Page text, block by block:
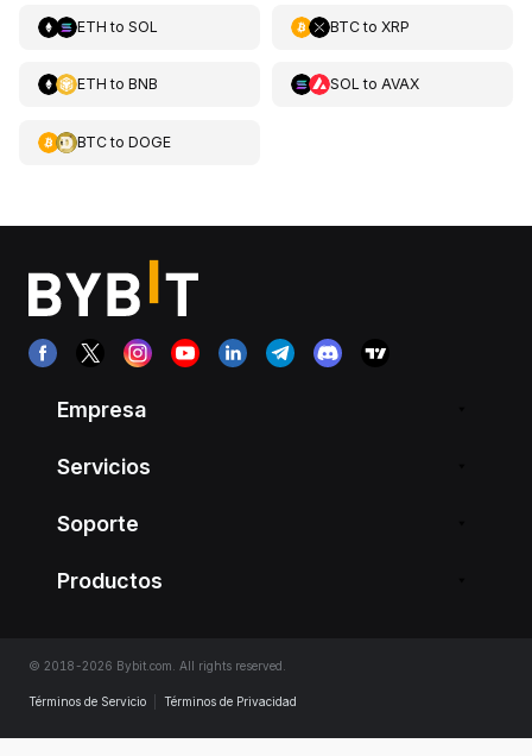
ETH to SOL BTCto XRP
ETH to BNB SOL to AVAX
BTCto DOGE
Empresa
Servicios
Soporte
Productos
© 2018-2026 Bybit.com. All rights reserved.
Términos de Servicio Términos de Privacidad